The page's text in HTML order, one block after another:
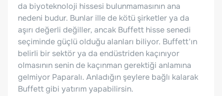
da biyoteknoloji hissesi bulunmamasının ana
nedeni budur. Bunlar ille de kötü şirketler ya da
aşırı değerli değiller, ancak Buffett hisse senedi
seçiminde güçlü olduğu alanları biliyor. Buffett'ın
belirli bir sektör ya da endüstriden kaçınıyor
olmasının senin de kaçınman gerektiği anlamına
gelmiyor Paparalı. Anladığın şeylere bağlı kalarak
Buffett gibi yatırım yapabilirsin.